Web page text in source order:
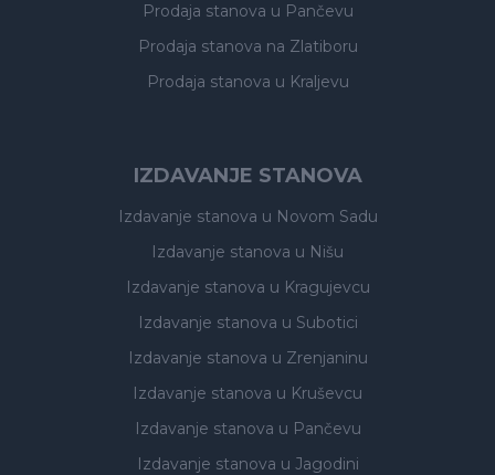
Prodaja stanova u Pančevu
Prodaja stanova na Zlatiboru
Prodaja stanova u Kraljevu
IZDAVANJE STANOVA
Izdavanje stanova u Novom Sadu
Izdavanje stanova u Nišu
Izdavanje stanova u Kragujevcu
Izdavanje stanova u Subotici
Izdavanje stanova u Zrenjaninu
Izdavanje stanova u Kruševcu
Izdavanje stanova u Pančevu
Izdavanje stanova u Jagodini